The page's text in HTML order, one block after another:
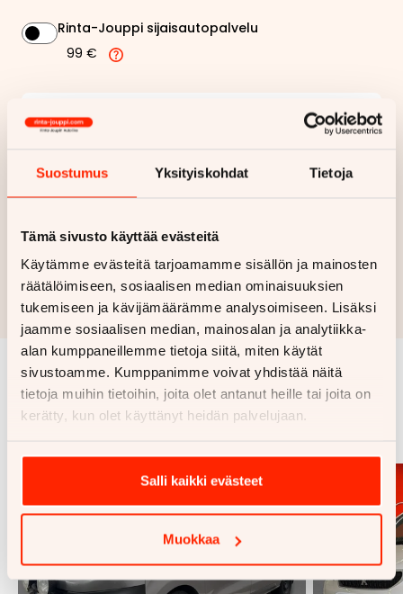
Suostumus Yksityiskohdat Tietoja
Tämä sivusto käyttää evästeitä
Käytämme evästeitä tarjoamamme sisällön ja mainosten
räätälöimiseen, sosiaalisen median ominaisuuksien
tukemiseen ja kävijämäärämme analysoimiseen. Lisäksi
jaamme sosiaalisen median, mainosalan ja analytiikka-
alan kumppaneillemme tietoja siitä, miten käytät
sivustoamme. Kumppanimme voivat yhdistää näitä
tietoja muihin tietoihin, joita olet antanut heille tai joita on
kerätty, kun olet käyttänyt heidän palvelujaan.
Salli kaikki evästeet
Muokkaa
Rinta-Jouppi sijaisautopalvelu
99 €
Kuukausierä 162,78 €
Hae rahoitustarjous
Rahoituslaskelma on suuntaa antava ja edellyttää hyväksytyn
luottopäätöksen ja kaskovakuutuksen.
Samankaltaisia ajoneuvoja
Katso kaikki